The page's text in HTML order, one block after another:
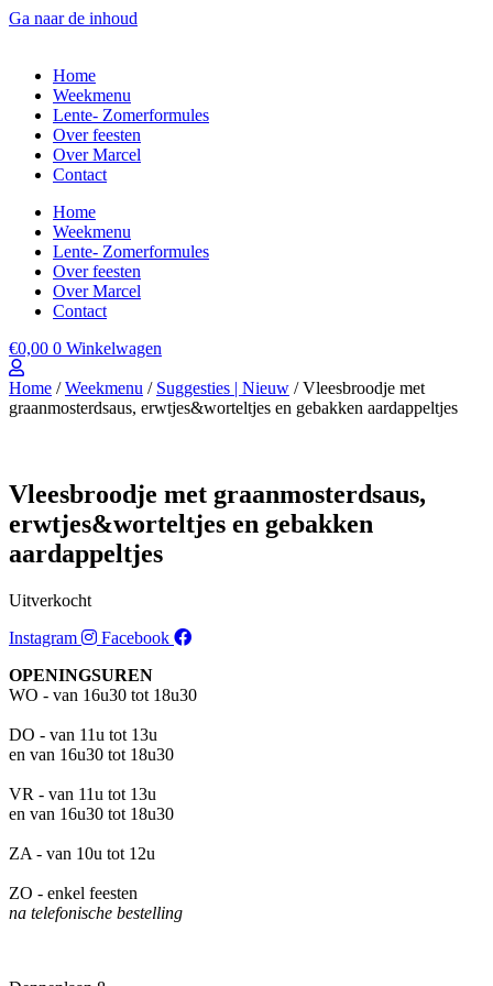
Ga naar de inhoud
Home
Weekmenu
Lente- Zomerformules
Over feesten
Over Marcel
Contact
Home
Weekmenu
Lente- Zomerformules
Over feesten
Over Marcel
Contact
€0,00 0 Winkelwagen
Home /Weekmenu / Suggesties | Nieuw / Vleesbroodje met
graanmosterdsaus, erwtjes&worteltjes en gebakken aardappeltjes
Vleesbroodje met graanmosterdsaus,
erwtjes&worteltjes en gebakken
aardappeltjes
Uitverkocht
Instagram
Facebook
OPENINGSUREN
WO - van 16u30 tot 18u30
DO - van 11u tot 13u
en van 16u30 tot 18u30
VR - van 11u tot 13u
en van 16u30 tot 18u30
ZA - van 10u tot 12u
ZO - enkel feesten
na telefonische bestelling